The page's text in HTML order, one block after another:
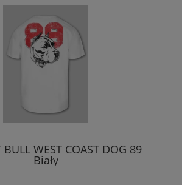
WEST COAST DOG 89
Biały